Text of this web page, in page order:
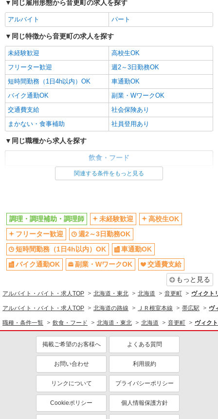
同じ雇用形態から音更町の求人を探す
アルバイト パート
同じ特徴から音更町の求人を探す
未経験歓迎
高校生OK
フリーター歓迎
週2～3日勤務OK
短時間勤務（1日4h以内）OK
車通勤OK
バイク通勤OK
副業・WワークOK
交通費支給
社会保険あり
まかない・食事補助
社員登用あり
同じ職種から求人を探す
飲食・フード
調理・調理補助・調理師
週2～3日勤務OK
短時間勤務（1日4h以内）OK
車通勤OK
副業・WワークOK
交通費支給
社会保険あり
まかない・食事補助
社員登用あり
関連する条件をもっと見る
調理・調理補助・調理師 未経験歓迎
高校生OK
フリーター歓迎
週2～3日勤務OK
短時間勤務（1日4h以内）OK
車通勤OK
バイク通勤OK
副業・WワークOK
交通費支給
もっと見る
アルバイト・バイト・求人TOP 北海道・東北 北海道 音更町 ヴィクト
アルバイト・バイト・求人TOP 北海道の路線 ＪＲ根室本線 帯広駅 ヴ
職種・条件一覧 飲食・フード 北海道・東北 北海道 音更町 ヴィク
掲載ご希望のお客様へ よくある質問
お問い合わせ 利用規約
リンクについて プライバシーポリシー
Cookieポリシー 個人情報保護方針